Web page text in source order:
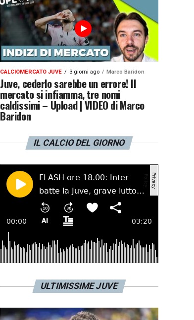
CALCIOMERCATO JUVE 3 giorni ago Marco Baridon
Juve, cederlo sarebbe un errore! Il
mercato si infiamma, tre nomi
caldissimi – Upload | VIDEO di Marco
Baridon
IL CALCIO DEL GIORNO
ULTIMISSIME JUVE